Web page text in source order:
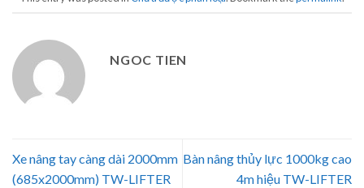
NGOC TIEN
Xe nâng tay càng dài 2000mm
(685x2000mm) TW-LIFTER
Bàn nâng thủy lực 1000kg cao
4m hiệu TW-LIFTER